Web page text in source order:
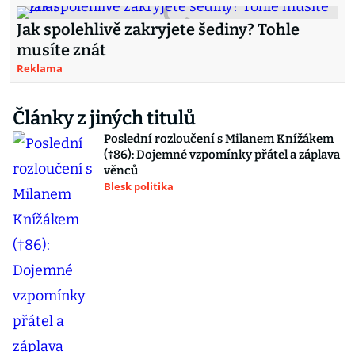
Jak spolehlivě zakryjete šediny? Tohle
musíte znát
Reklama
Články z jiných titulů
Poslední rozloučení s Milanem Knížákem
(†86): Dojemné vzpomínky přátel a záplava
věnců
Blesk politika